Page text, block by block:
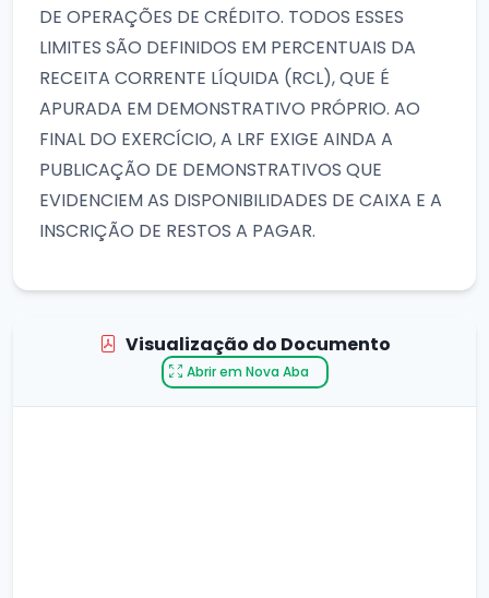
DE OPERAÇÕES DE CRÉDITO. TODOS ESSES
LIMITES SÃO DEFINIDOS EM PERCENTUAIS DA
RECEITA CORRENTE LÍQUIDA (RCL), QUE É
APURADA EM DEMONSTRATIVO PRÓPRIO. AO
FINAL DO EXERCÍCIO, A LRF EXIGE AINDA A
PUBLICAÇÃO DE DEMONSTRATIVOS QUE
EVIDENCIEM AS DISPONIBILIDADES DE CAIXA E A
INSCRIÇÃO DE RESTOS A PAGAR.
Visualização do Documento
Abrir em Nova Aba